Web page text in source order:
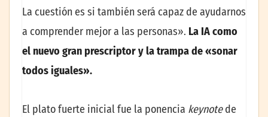
La cuestión es si también será capaz de ayudarnos
a comprender mejor a las personas». La IA como
el nuevo gran prescriptor y la trampa de «sonar
todos iguales».
El plato fuerte inicial fue la ponencia keynotede